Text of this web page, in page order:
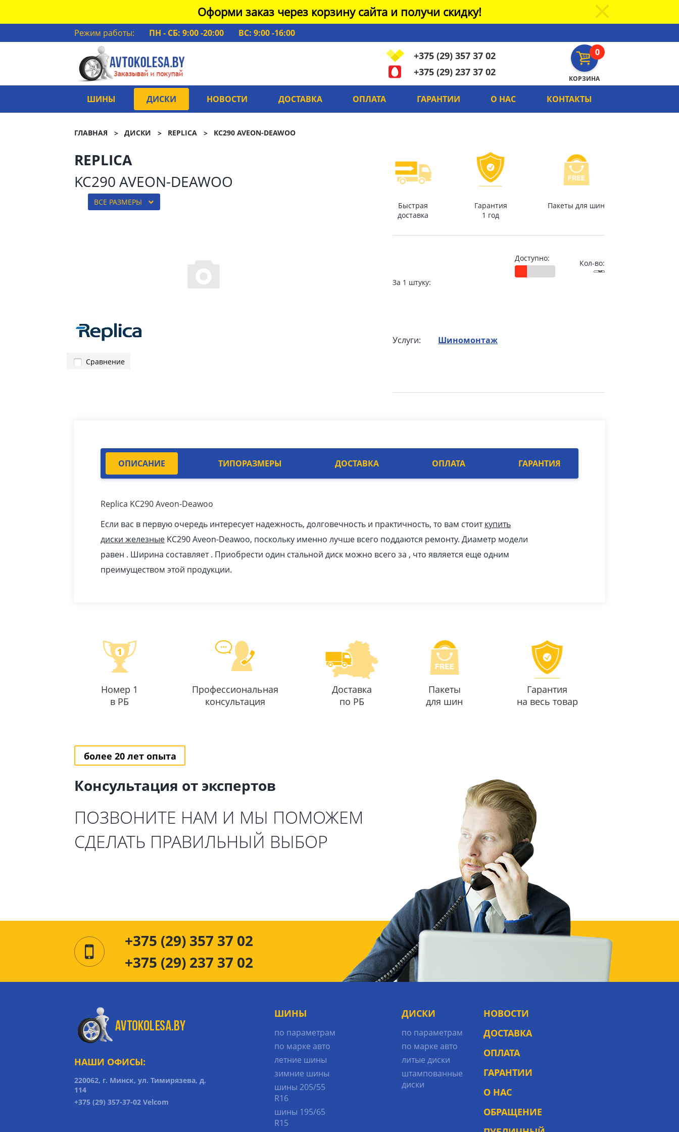
Оформи заказ через корзину сайта и получи скидку!
Режим работы: ПН - СБ: 9:00 -20:00
ВС: 9:00 -16:00
0
КОРЗИНА
+375 (29) 357 37 02
+375 (29) 237 37 02
ШИНЫ ДИСКИ НОВОСТИ ДОСТАВКА ОПЛАТА ГАРАНТИИ О НАС КОНТАКТЫ
ГЛАВНАЯ ДИСКИ REPLICA KC290 AVEON-DEAWOO
REPLICA
KC290 AVEON-DEAWOO
ВСЕ РАЗМЕРЫ
Сравнение
Быстрая
доставка
Гарантия
1 год
Пакеты для шин
Доступно:
Кол-во:
За 1 штуку:
Услуги: Шиномонтаж
ОПИСАНИЕ ТИПОРАЗМЕРЫ ДОСТАВКА ОПЛАТА ГАРАНТИЯ
Replica KC290 Aveon-Deawoo
Если вас в первую очередь интересует надежность, долговечность и практичность, то вам стоиткупить
диски железные KC290 Aveon-Deawoo, поскольку именно лучше всего поддаются ремонту. Диаметр модели
равен . Ширина составляет . Приобрести один стальной диск можно всего за , что является еще одним
преимуществом этой продукции.
Номер 1
в РБ
Профессиональная
консультация
Доставка
по РБ
Пакеты
для шин
Гарантия
на весь товар
более 20 лет опыта
Консультация от экспертов
ПОЗВОНИТЕ НАМ И МЫ ПОМОЖЕМ
СДЕЛАТЬ ПРАВИЛЬНЫЙ ВЫБОР
+375 (29) 357 37 02
+375 (29) 237 37 02
НАШИ ОФИСЫ:
220062, г. Минск, ул. Тимирязева, д.
114
+375 (29) 357-37-02 Velcom
ШИНЫ
по параметрам
по марке авто
летние шины
зимние шины
шины 205/55
R16
шины 195/65
R15
ДИСКИ
по параметрам
по марке авто
литые диски
штампованные
диски
НОВОСТИ
ДОСТАВКА
ОПЛАТА
ГАРАНТИИ
О НАС
ОБРАЩЕНИЕ